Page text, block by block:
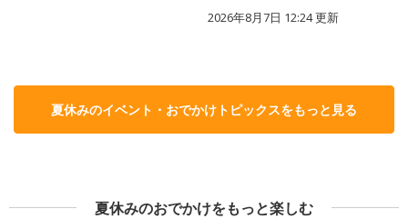
2026年8月7日 12:24更新
夏休みのイベント・おでかけトピックスをもっと見る
夏休みのおでかけをもっと楽しむ